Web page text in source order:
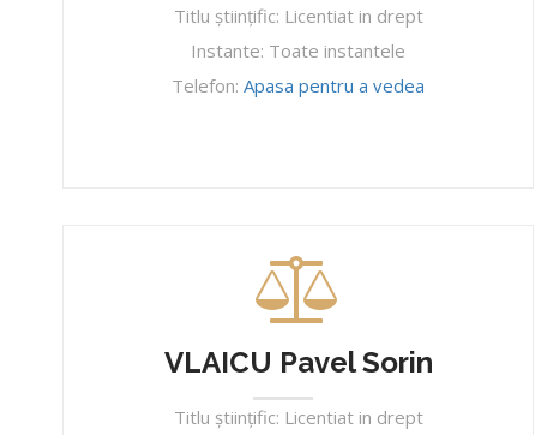
Titlu ştiinţific: Licentiat in drept
Instante: Toate instantele
Telefon:Apasa pentru a vedea
VLAICU Pavel Sorin
Titlu ştiinţific: Licentiat in drept